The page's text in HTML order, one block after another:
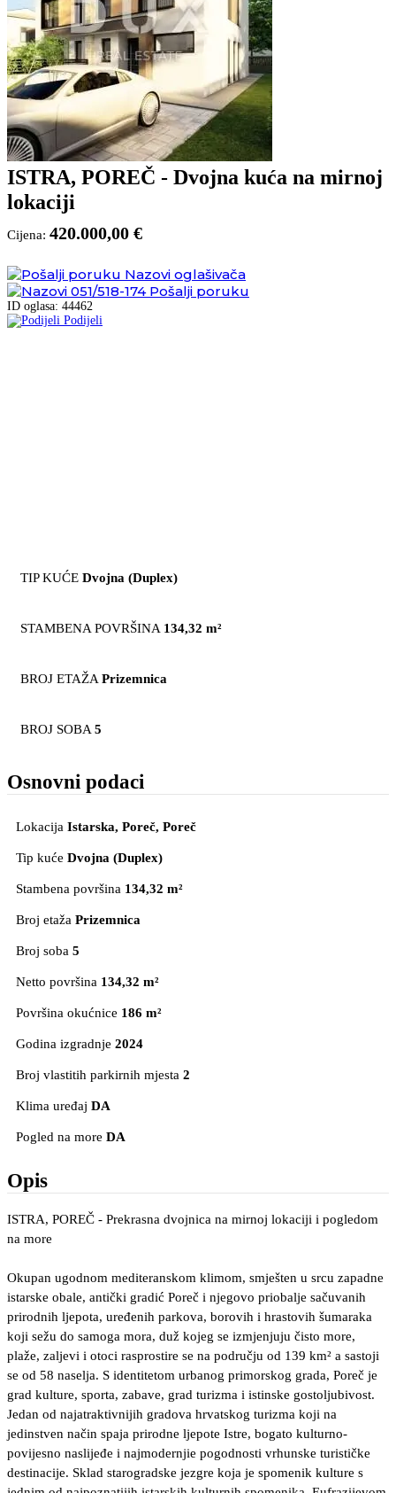
ISTRA, POREČ - Dvojna kuća na mirnoj
lokaciji
Cijena: 420.000,00 €
Nazovi oglašivača
051/518-174 Pošalji poruku
ID oglasa: 44462
Podijeli
TIP KUĆE Dvojna (Duplex)
STAMBENA POVRŠINA 134,32 m²
BROJ ETAŽA Prizemnica
BROJ SOBA 5
Osnovni podaci
Lokacija Istarska, Poreč, Poreč
Tip kuće Dvojna (Duplex)
Stambena površina 134,32 m²
Broj etaža Prizemnica
Broj soba 5
Netto površina 134,32 m²
Površina okućnice 186 m²
Godina izgradnje 2024
Broj vlastitih parkirnih mjesta 2
Klima uređaj DA
Pogled na more DA
Opis
ISTRA, POREČ - Prekrasna dvojnica na mirnoj lokaciji i pogledom
na more
Okupan ugodnom mediteranskom klimom, smješten u srcu zapadne
istarske obale, antički gradić Poreč i njegovo priobalje sačuvanih
prirodnih ljepota, uređenih parkova, borovih i hrastovih šumaraka
koji sežu do samoga mora, duž kojeg se izmjenjuju čisto more,
plaže, zaljevi i otoci rasprostire se na području od 139 km² a sastoji
se od 58 naselja. S identitetom urbanog primorskog grada, Poreč je
grad kulture, sporta, zabave, grad turizma i istinske gostoljubivost.
Jedan od najatraktivnijih gradova hrvatskog turizma koji na
jedinstven način spaja prirodne ljepote Istre, bogato kulturno-
povijesno naslijeđe i najmodernjie pogodnosti vrhunske turističke
destinacije. Sklad starogradske jezgre koja je spomenik kulture s